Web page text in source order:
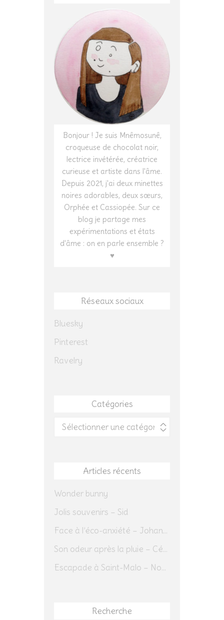
Bonjour ! Je suis Mnêmosunê,
croqueuse de chocolat noir,
lectrice invétérée, créatrice
curieuse et artiste dans l'âme.
Depuis 2021, j'ai deux minettes
noires adorables, deux sœurs,
Orphée et Cassiopée. Sur ce
blog je partage mes
expérimentations et états
d'âme : on en parle ensemble ?
♥
Réseaux sociaux
Bluesky
Pinterest
Ravelry
Catégories
Catégories
Articles récents
Wonder bunny
Jolis souvenirs – Sid
Face à l’éco-anxiété – Johannes Herrmann
Son odeur après la pluie – Cédric Sapin-Defour
Escapade à Saint-Malo – Novembre 2025 – Jour 1
Recherche